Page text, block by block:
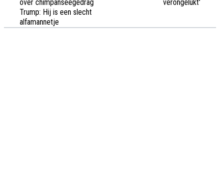
over chimpanseegedrag
Trump: Hij is een slecht
alfamannetje
verongelukt'